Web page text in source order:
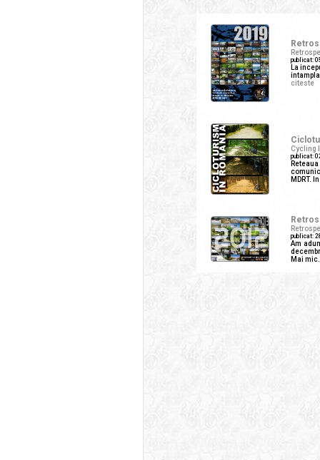
publicat:
La
citeste
Cycling
publicat:
MDRT.
publicat:
Am
Mai